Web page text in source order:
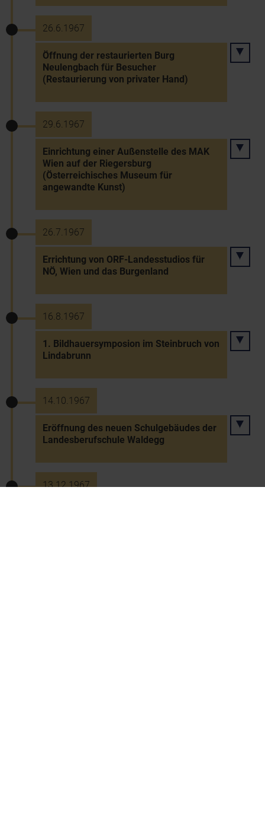
26.6.1967
Öffnung der restaurierten Burg
Neulengbach für Besucher
(Restaurierung von privater Hand)
29.6.1967
Einrichtung einer Außenstelle des MAK
Wien auf der Riegersburg
(Österreichisches Museum für
angewandte Kunst)
26.7.1967
Errichtung von ORF-Landesstudios für
NÖ, Wien und das Burgenland
16.8.1967
1. Bildhauersymposion im Steinbruch von
Lindabrunn
14.10.1967
Eröffnung des neuen Schulgebäudes der
Landesberufschule Waldegg
13.12.1967